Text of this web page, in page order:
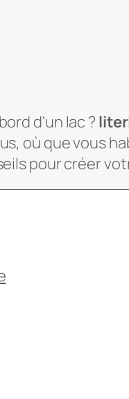
d'un lac ?
où que vous
pour créer